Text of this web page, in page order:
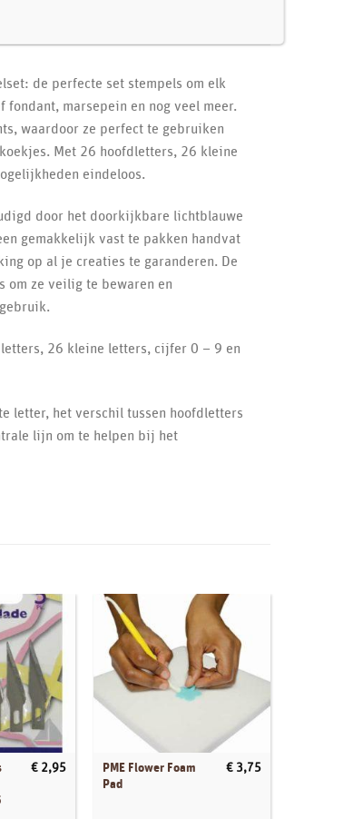
de perfecte set stempels om elk
marsepein en nog veel meer.
waardoor ze perfect te gebruiken
Met 26 hoofdletters, 26 kleine
eindeloos.
door het doorkijkbare lichtblauwe
gemakkelijk vast te pakken handvat
op al je creaties te garanderen. De
om ze veilig te bewaren en
26 kleine letters, cijfer 0 – 9 en
letter, het verschil tussen hoofdletters
lijn om te helpen bij het
€ 2,95
PME Flower Foam
Pad
€ 3,75